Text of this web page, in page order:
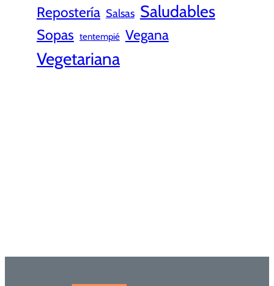
Repostería Salsas Saludables
Sopas tentempié Vegana
Vegetariana